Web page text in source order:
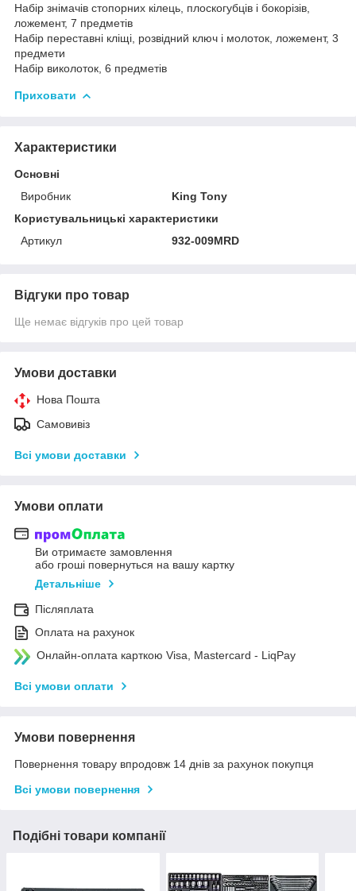
Набір знімачів стопорних кілець, плоскогубців і бокорізів,
ложемент, 7 предметів
Набір переставні кліщі, розвідний ключ і молоток, ложемент, 3
предмети
Набір виколоток, 6 предметів
Приховати
Характеристики
Основні
Виробник
King Tony
Користувальницькі характеристики
Артикул
932-009MRD
Відгуки про товар
Ще немає відгуків про цей товар
Умови доставки
Нова Пошта
Самовивіз
Всі умови доставки
Умови оплати
Ви отримаєте замовлення
або гроші повернуться на вашу картку
Детальніше
Післяплата
Оплата на рахунок
Онлайн-оплата карткою Visa, Mastercard - LiqPay
Всі умови оплати
Умови повернення
Повернення товару впродовж 14 днів за рахунок покупця
Всі умови повернення
Подібні товари компанії